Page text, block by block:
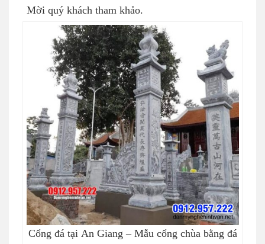
Mời quý khách tham khảo.
Cổng đá tại An Giang – Mẫu cổng chùa bằng đá